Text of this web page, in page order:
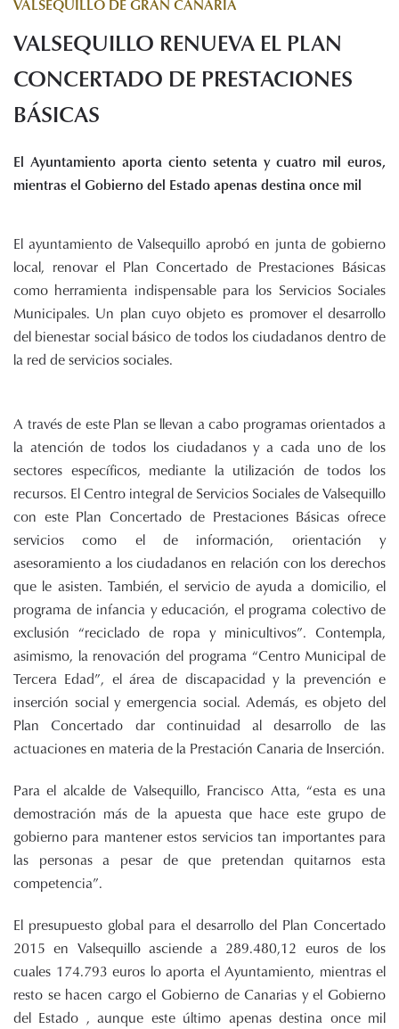
Servicios
Noticias
Recursos
Documentos
Audiovisuales
Sede electrónica
Contacto
VALSEQUILLO DE GRAN CANARIA
VALSEQUILLO RENUEVA EL PLAN
CONCERTADO DE PRESTACIONES
BÁSICAS
El Ayuntamiento aporta ciento setenta y cuatro mil euros,
mientras el Gobierno del Estado apenas destina once mil
El ayuntamiento de Valsequillo aprobó en junta de gobierno
local, renovar el Plan Concertado de Prestaciones Básicas
como herramienta indispensable para los Servicios Sociales
Municipales. Un plan cuyo objeto es promover el desarrollo
del bienestar social básico de todos los ciudadanos dentro de
la red de servicios sociales.
A través de este Plan se llevan a cabo programas orientados a
la atención de todos los ciudadanos y a cada uno de los
sectores específicos, mediante la utilización de todos los
recursos. El Centro integral de Servicios Sociales de Valsequillo
con este Plan Concertado de Prestaciones Básicas ofrece
servicios como el de información, orientación y
asesoramiento a los ciudadanos en relación con los derechos
que le asisten. También, el servicio de ayuda a domicilio, el
programa de infancia y educación, el programa colectivo de
exclusión “reciclado de ropa y minicultivos”. Contempla,
asimismo, la renovación del programa “Centro Municipal de
Tercera Edad”, el área de discapacidad y la prevención e
inserción social y emergencia social. Además, es objeto del
Plan Concertado dar continuidad al desarrollo de las
actuaciones en materia de la Prestación Canaria de Inserción.
Para el alcalde de Valsequillo, Francisco Atta, “esta es una
demostración más de la apuesta que hace este grupo de
gobierno para mantener estos servicios tan importantes para
las personas a pesar de que pretendan quitarnos esta
competencia”.
El presupuesto global para el desarrollo del Plan Concertado
2015 en Valsequillo asciende a 289.480,12 euros de los
cuales 174.793 euros lo aporta el Ayuntamiento, mientras el
resto se hacen cargo el Gobierno de Canarias y el Gobierno
del Estado , aunque este último apenas destina once mil